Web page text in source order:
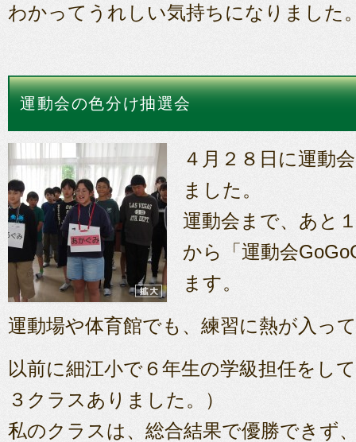
わかってうれしい気持ちになりました
運動会の色分け抽選会
４月２８日に運動
ました。
運動会まで、あと
から「運動会
ます。
運動場や体育館でも、練習に熱が入っ
以前に細江小で６年生の学級担任をし
３クラスありました。）
私のクラスは、総合結果で優勝できず